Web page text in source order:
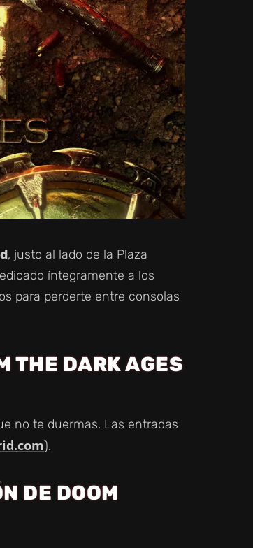
, justo al lado de la Plaza
íntegramente a los
para perderte entre consolas
THE DARK AGES
no te duermas. Las entradas
).
DE DOOM